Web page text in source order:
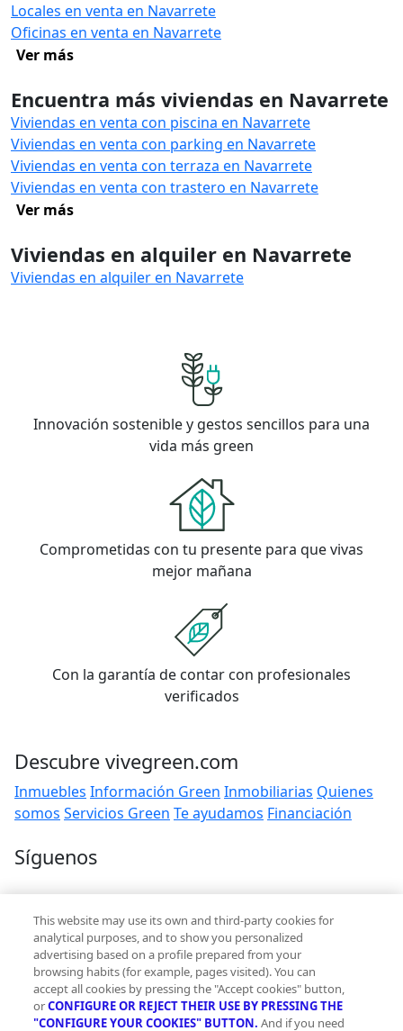
Locales en venta en Navarrete
Oficinas en venta en Navarrete
Ver más
Encuentra más viviendas en Navarrete
Viviendas en venta con piscina en Navarrete
Viviendas en venta con parking en Navarrete
Viviendas en venta con terraza en Navarrete
Viviendas en venta con trastero en Navarrete
Ver más
Viviendas en alquiler en Navarrete
Viviendas en alquiler en Navarrete
Innovación sostenible y gestos sencillos para una
vida más green
Comprometidas con tu presente para que vivas
mejor mañana
Con la garantía de contar con profesionales
verificados
Descubre vivegreen.com
Inmuebles Información Green Inmobiliarias Quienes
somos Servicios Green Te ayudamos Financiación
Síguenos
Contacto
hola@vivegreen.com
This website may use its own and third-party cookies for
analytical purposes, and to show you personalized
advertising based on a profile prepared from your
browsing habits (for example, pages visited). You can
accept all cookies by pressing the "Accept cookies" button,
orCONFIGURE OR REJECT THEIR USE BY PRESSING THE
"CONFIGURE YOUR COOKIES" BUTTON. And if you need